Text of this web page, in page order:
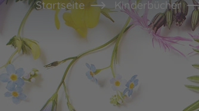
Startseite Kinderbücher